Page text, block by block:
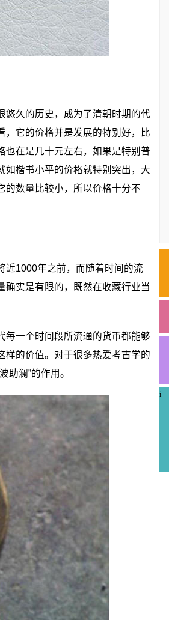
久的历史，成为了清朝时期的代
，它的价格并是发展的特别好，比
也在是几十元左右，如果是特别普
如楷书小平的价格就特别突出，大
的数量比较小，所以价格十分不
1000年之前，而随着时间的流
确实是有限的，既然在收藏行业当
一个时间段所流通的货币都能够
样的价值。对于很多热爱考古学的
助澜”的作用。
i